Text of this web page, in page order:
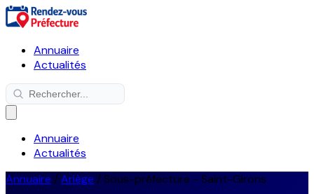
Annuaire
Actualités
Annuaire
Actualités
Annuaire /Ariège / Sous-préfecture - Saint-Girons